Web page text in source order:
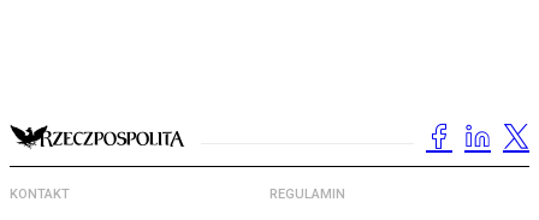
KONTAKT REGULAMIN